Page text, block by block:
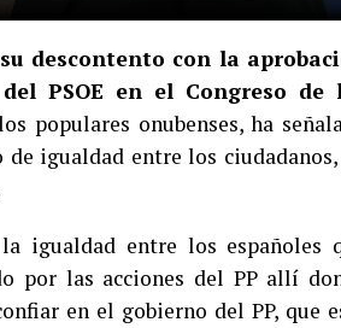
descontento con la
PSOE en el Congreso de
populares onubenses, ha
igualdad entre los
igualdad entre los españoles
por las acciones del PP allí
en el gobierno del PP, que